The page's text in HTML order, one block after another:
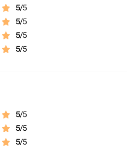
5/5
5/5
5/5
5/5
5/5
5/5
5/5